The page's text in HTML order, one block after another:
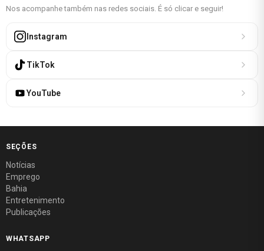
Nos acompanhe também nas redes sociais. É só clicar e seguir!
Instagram
TikTok
YouTube
SEÇÕES
Notícias
Emprego
Bahia
Entretenimento
Publicações
WHATSAPP